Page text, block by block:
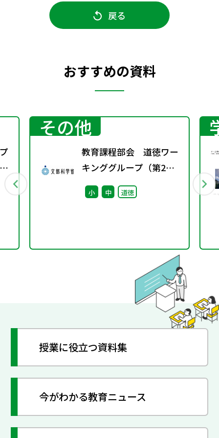
戻る
おすすめの資料
その他
教育課程部会 道徳ワー
キンググループ（第2
回） 配付資料
小 中 道徳
授業に役立つ資料集
今がわかる教育ニュース